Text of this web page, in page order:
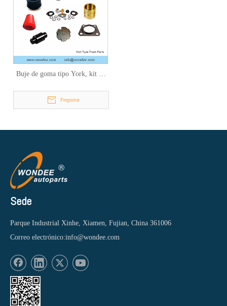
Buje de goma tipo York, kit de
levas, retención, resorte de
zapatos de freno, tapa del cubo
Preguntar
Sede
Parque Industrial Xinhe, Xiamen, Fujian, China 361006
Correo electrónico:info@wondee.com